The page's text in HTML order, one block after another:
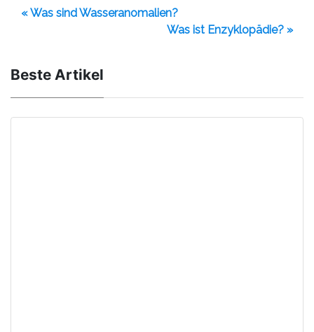
« Was sind Wasseranomalien?
Was ist Enzyklopädie? »
Beste Artikel